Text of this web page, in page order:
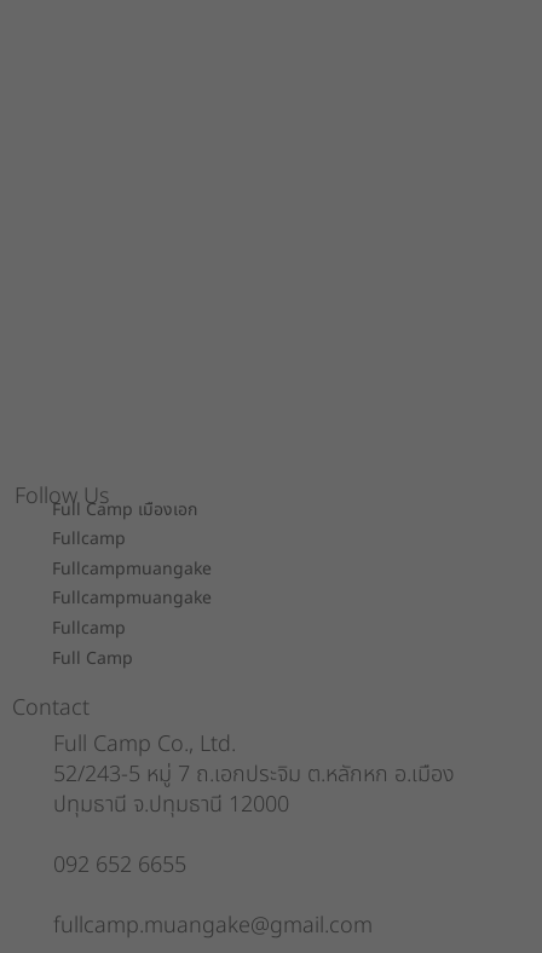
Contact
Full Camp Co., Ltd.
52/243-5 หมู่ 7 ถ.เอกประจิม ต.หลักหก อ.เมือง
ปทุมธานี จ.ปทุมธานี 12000
092 652 6655
fullcamp.muangake@gmail.com
Follow Us
Full Camp เมืองเอก
Fullcamp
Fullcampmuangake
Fullcampmuangake
Fullcamp
Full Camp